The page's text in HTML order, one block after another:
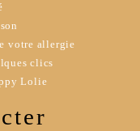
votre allergie
clics
Lolie